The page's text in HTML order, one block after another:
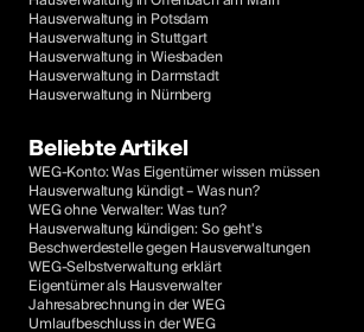
Hausverwaltung in Potsdam
Hausverwaltung in Stuttgart
Hausverwaltung in Wiesbaden
Hausverwaltung in Darmstadt
Hausverwaltung in Nürnberg
Beliebte Artikel
WEG-Konto: Was Eigentümer wissen müssen
Hausverwaltung kündigt – Was nun?
WEG ohne Verwalter: Was tun?
Hausverwaltung kündigen: So geht's
Beschwerdestelle gegen Hausverwaltungen
WEG-Selbstverwaltung erklärt
Eigentümer als Hausverwalter
Jahresabrechnung in der WEG
Umlaufbeschluss in der WEG